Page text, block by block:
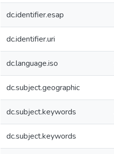
dc.identifier.esap
dc.identifier.uri
dc.language.iso
dc.subject.geographic
dc.subject.keywords
dc.subject.keywords